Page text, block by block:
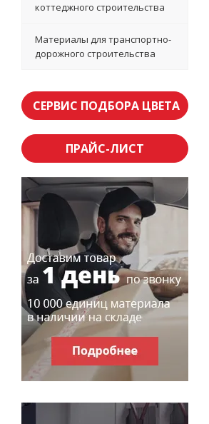
коттеджного строительства
Материалы для транспортно-
дорожного строительства
СЕРВИС ПОДБОРА ЦВЕТА
ПРАЙС-ЛИСТ